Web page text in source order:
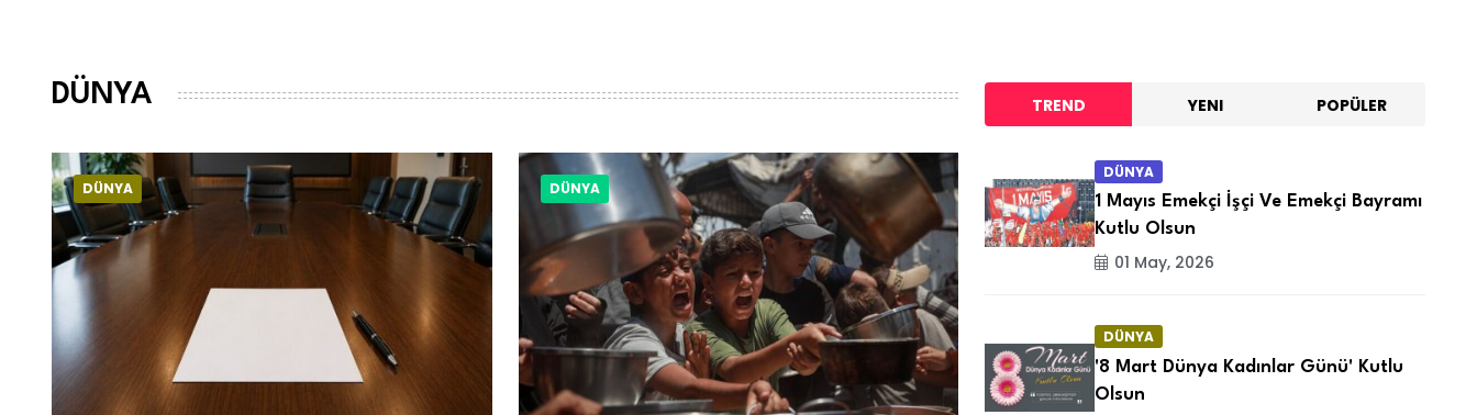
DÜNYA
DÜNYA DÜNYA
TREND YENI POPÜLER
DÜNYA
1 Mayıs Emekçi İşçi Ve Emekçi Bayramı
Kutlu Olsun
01 May, 2026
DÜNYA
'8 Mart Dünya Kadınlar Günü' Kutlu
Olsun